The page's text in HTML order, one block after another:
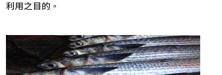
利用之目的。